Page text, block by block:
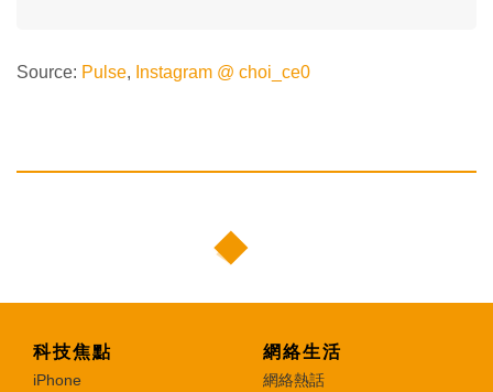
Source: Pulse, Instagram @ choi_ce0
科技焦點
iPhone
網絡生活
網絡熱話